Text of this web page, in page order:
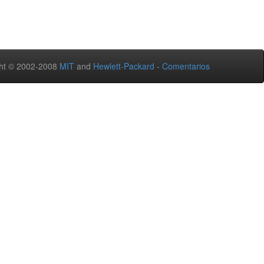
© 2002-2008 MIT and Hewlett-Packard - Comentarios